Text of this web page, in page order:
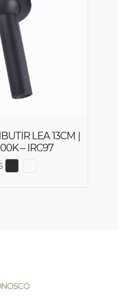
LEA 13CM |
– IRC97
EXIBIR COR 6467
EXIBIR COR 6466